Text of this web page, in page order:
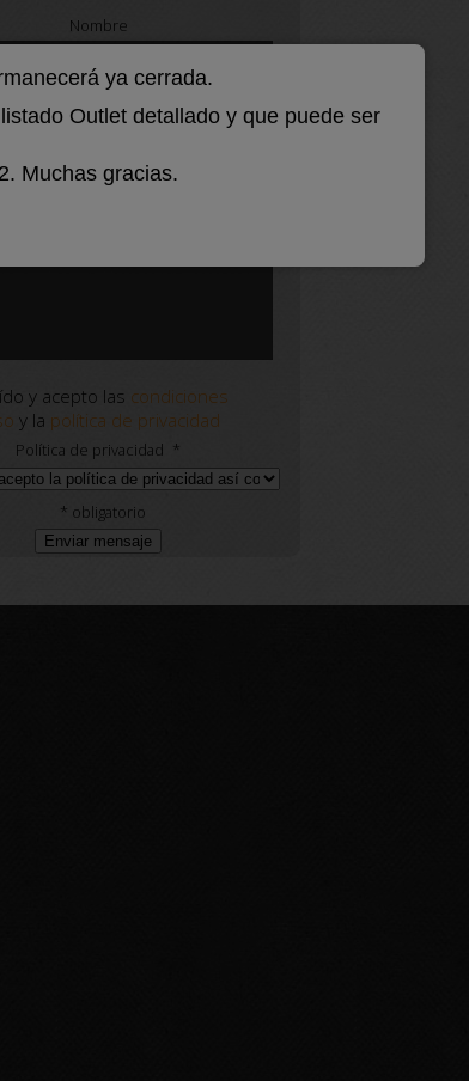
Nombre
Email
Teléfono
y acepto las condiciones
y la política de privacidad
Política de privacidad *
* obligatorio
Enviar mensaje
ya cerrada.
Outlet detallado y que puede ser
Muchas gracias.